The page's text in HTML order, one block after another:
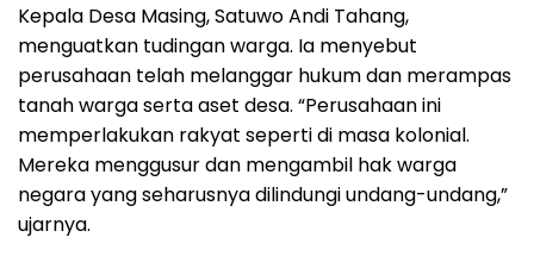
Kepala Desa Masing, Satuwo Andi Tahang,
menguatkan tudingan warga. Ia menyebut
perusahaan telah melanggar hukum dan merampas
tanah warga serta aset desa. “Perusahaan ini
memperlakukan rakyat seperti di masa kolonial.
Mereka menggusur dan mengambil hak warga
negara yang seharusnya dilindungi undang-undang,”
ujarnya.